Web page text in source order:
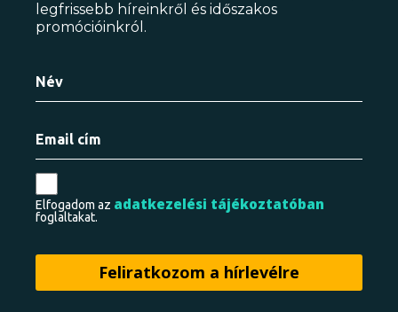
legfrissebb híreinkről és időszakos
promócióinkról.
Elfogadom az adatkezelési tájékoztatóban
foglaltakat.